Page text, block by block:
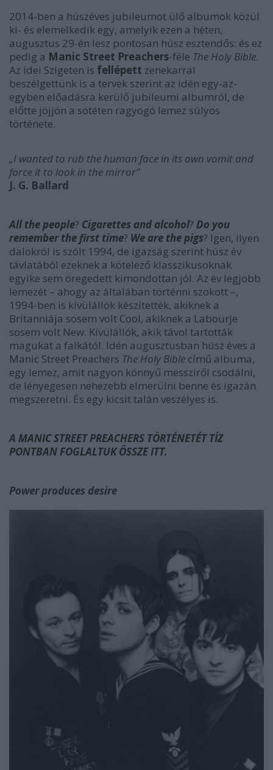
2014-ben a húszéves jubileumot ülő albumok közül
ki- és elemelkedik egy, amelyik ezen a héten,
augusztus 29-én lesz pontosan húsz esztendős: és ez
pedig a Manic Street Preachers-féle The Holy Bible.
Az idei Szigeten is fellépett zenekarral
beszélgettünk is a tervek szerint az idén egy-az-
egyben előadásra kerülő jubileumi albumról, de
előtte jöjjön a sötéten ragyogó lemez súlyos
története.
„I wanted to rub the human face in its own vomit and
force it to look in the mirror”
J. G. Ballard
All the people? Cigarettes and alcohol? Do you
remember the first time? We are the pigs? Igen, ilyen
dalokról is szólt 1994, de igazság szerint húsz év
távlatából ezeknek a kötelező klasszikusoknak
egyike sem öregedett kimondottan jól. Az év legjobb
lemezét – ahogy az általában történni szokott –,
1994-ben is kívülállók készítették, akiknek a
Britanniája sosem volt Cool, akiknek a Labourje
sosem volt New. Kívülállók, akik távol tartották
magukat a falkától. Idén augusztusban húsz éves a
Manic Street Preachers The Holy Bible című albuma,
egy lemez, amit nagyon könnyű messziről csodálni,
de lényegesen nehezebb elmerülni benne és igazán
megszeretni. És egy kicsit talán veszélyes is.
A MANIC STREET PREACHERS TÖRTÉNETÉT TÍZ
PONTBAN FOGLALTUK ÖSSZE ITT.
Power produces desire